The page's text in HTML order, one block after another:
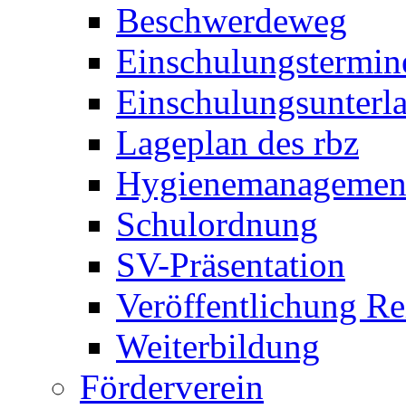
Beschwerdeweg
Lageplan des rbz
Schulordnung
SV-Präsentation
Veröffentlichung
Weiterbildung
Förderverein